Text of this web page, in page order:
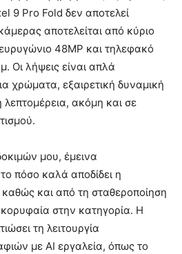
9 Pro Fold δεν αποτελεί
αποτελείται από κύριο
48MP και τηλεφακό
Οι λήψεις είναι απλά
χρώματα, εξαιρετική δυναμική
λεπτομέρεια, ακόμη και σε
μου, έμεινα
πόσο καλά αποδίδει η
και από τη σταθεροποίηση
στην κατηγορία. Η
τη λειτουργία
με AI εργαλεία, όπως το